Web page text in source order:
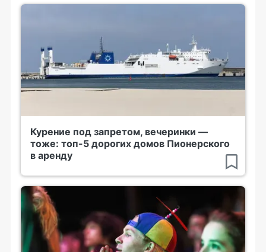
Курение под запретом, вечеринки —
тоже: топ-5 дорогих домов Пионерского
в аренду